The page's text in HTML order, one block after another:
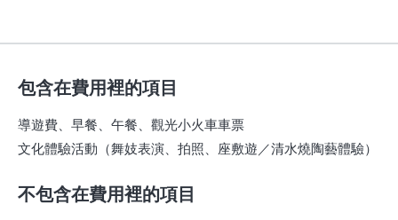
包含在費用裡的項目
導遊費、早餐、午餐、觀光小火車車票
文化體驗活動（舞妓表演、拍照、座敷遊／清水燒陶藝體驗）
不包含在費用裡的項目